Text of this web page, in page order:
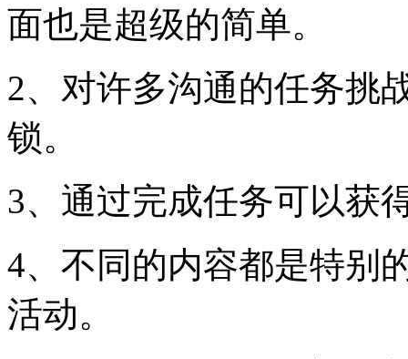
面也是超级的简单。
2、对许多沟通的任务挑
锁。
3、通过完成任务可以获
4、不同的内容都是特别
活动。